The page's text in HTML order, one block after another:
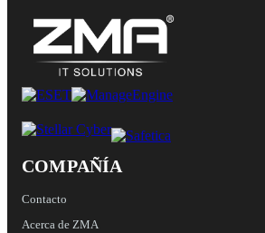
COMPAÑÍA
Contacto
Acerca de ZMA